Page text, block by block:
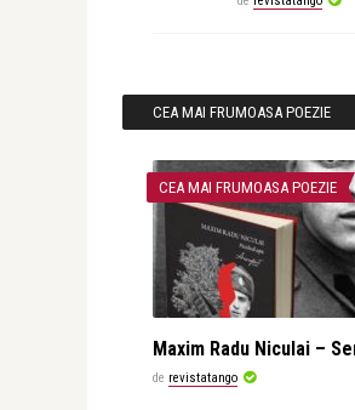
CEA MAI FRUMOASA POEZIE
CEA MAI FRUMOASA POEZIE
Maxim Radu Niculai –
de revistatango